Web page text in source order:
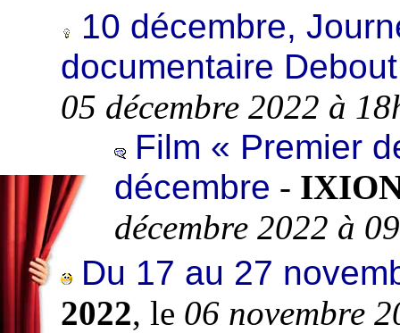
10 décembre,
documentaire Debout
05 décembre 2022 à
Film « Premier
décembre -
décembre 2022 à
Du 17 au 27
2022, le 06 novembre